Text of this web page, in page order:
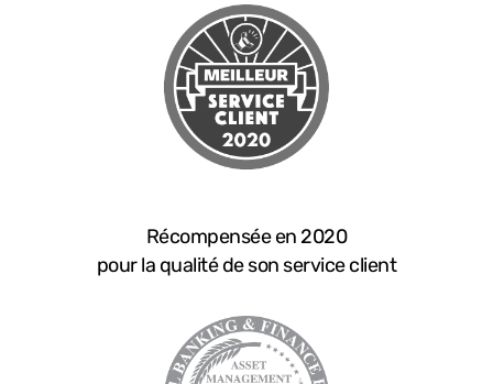
Récompensée en 2020
pour la qualité de son service client